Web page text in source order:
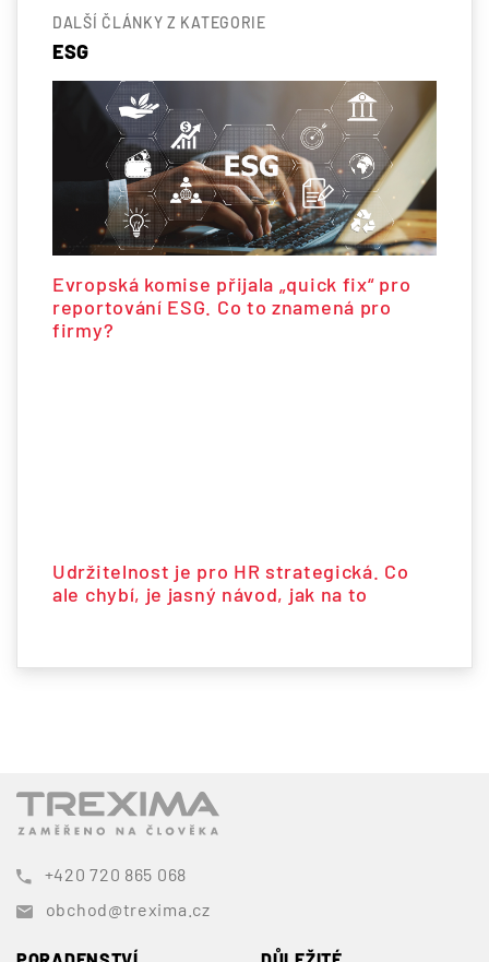
DALŠÍ ČLÁNKY Z KATEGORIE
ESG
Evropská komise přijala „quick fix“ pro
reportování ESG. Co to znamená pro
firmy?
Udržitelnost je pro HR strategická. Co
ale chybí, je jasný návod, jak na to
+420 720 865 068
obchod@trexima.cz